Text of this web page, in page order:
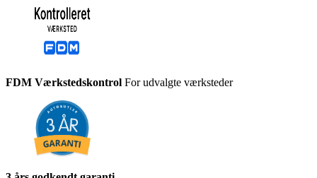
FDM Værkstedskontrol For udvalgte værksteder